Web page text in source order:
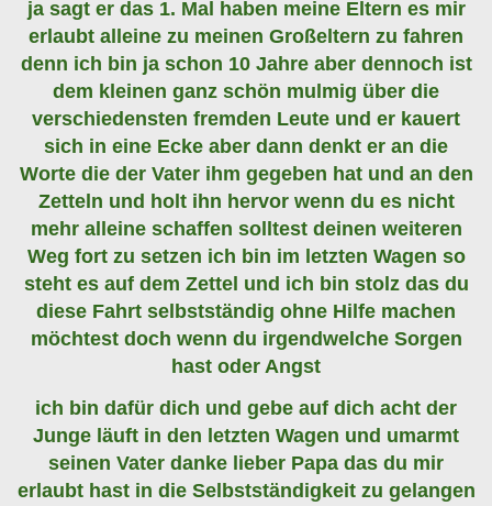
ja sagt er das 1. Mal haben meine Eltern es mir
erlaubt alleine zu meinen Großeltern zu fahren
denn ich bin ja schon 10 Jahre aber dennoch ist
dem kleinen ganz schön mulmig über die
verschiedensten fremden Leute und er kauert
sich in eine Ecke aber dann denkt er an die
Worte die der Vater ihm gegeben hat und an den
Zetteln und holt ihn hervor wenn du es nicht
mehr alleine schaffen solltest deinen weiteren
Weg fort zu setzen ich bin im letzten Wagen so
steht es auf dem Zettel und ich bin stolz das du
diese Fahrt selbstständig ohne Hilfe machen
möchtest doch wenn du irgendwelche Sorgen
hast oder Angst
ich bin dafür dich und gebe auf dich acht der
Junge läuft in den letzten Wagen und umarmt
seinen Vater danke lieber Papa das du mir
erlaubt hast in die Selbstständigkeit zu gelangen